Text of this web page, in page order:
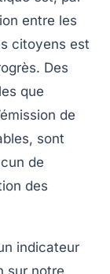
entre les
citoyens est
Des
que
de
sont
de
des
indicateur